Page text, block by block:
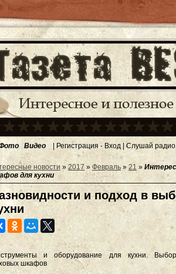
Видео | Регистрация - Вход | Слушай
новости » 2017 » Февраль » 21 »
для кухни
и подход в
и оборудование для кухни. Выбор
шкафов